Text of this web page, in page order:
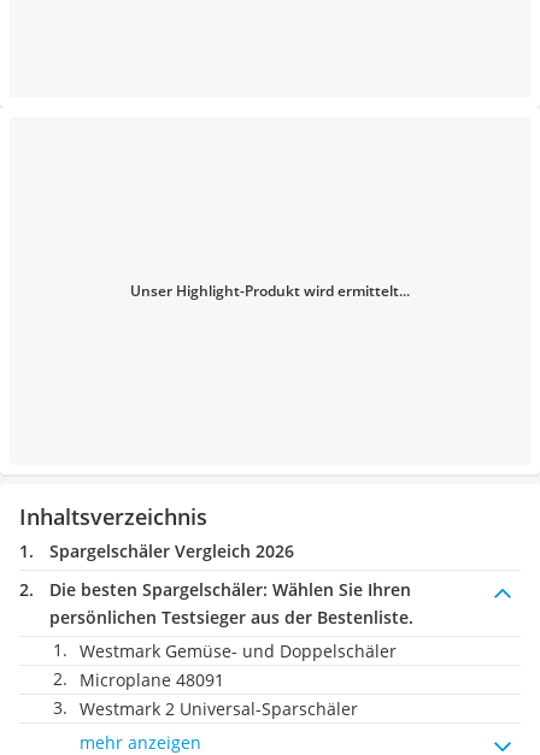
Unser Highlight-Produkt wird ermittelt...
Inhaltsverzeichnis
Spargelschäler Vergleich 2026
Die besten Spargelschäler: Wählen Sie Ihren
persönlichen Testsieger aus der Bestenliste.
Westmark Gemüse- und Doppelschäler
Microplane 48091
Westmark 2 Universal-Sparschäler
mehr anzeigen